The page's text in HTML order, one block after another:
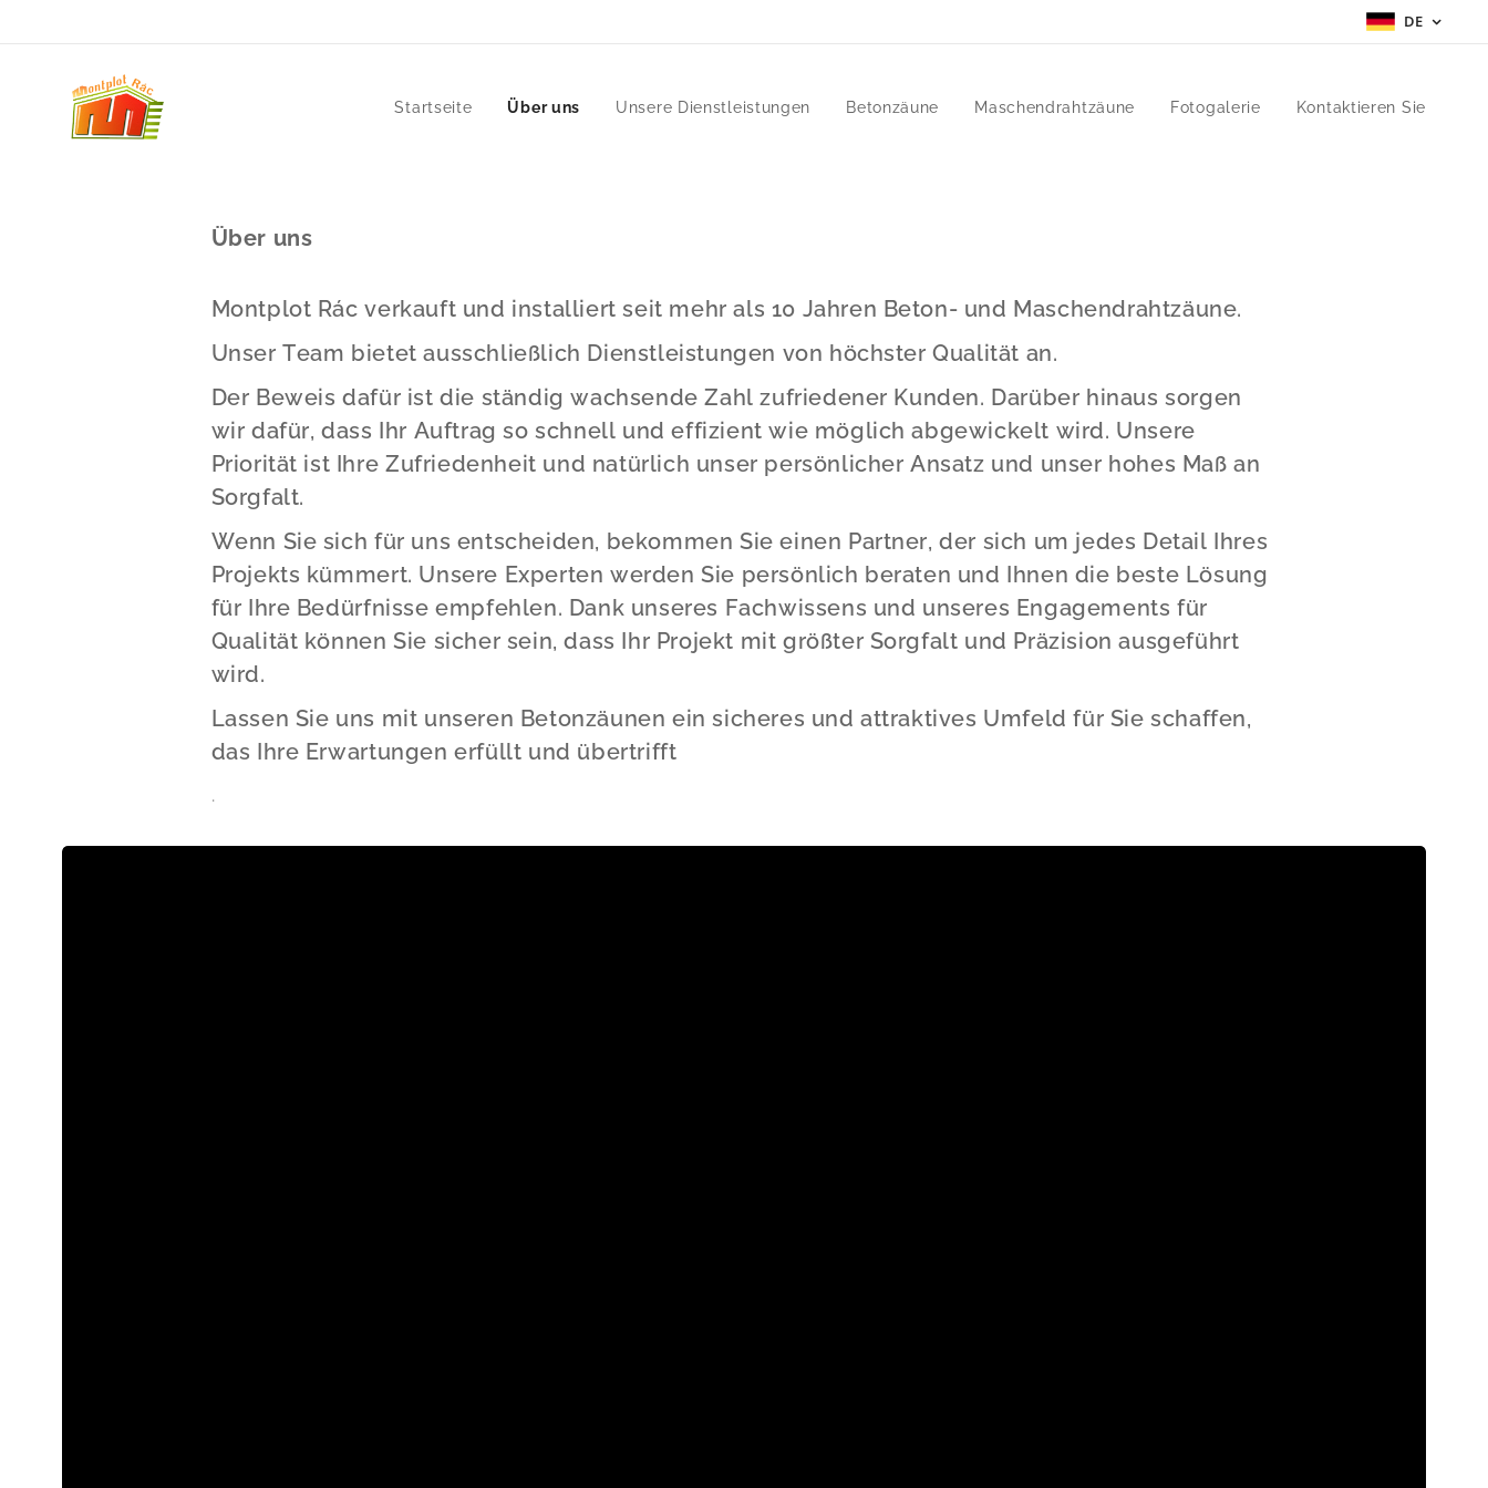
DE
Startseite Über uns Unsere Dienstleistungen Betonzäune Maschendrahtzäune Fotogalerie Kontaktieren Sie
Über uns
Montplot Rác verkauft und installiert seit mehr als 10 Jahren Beton- und Maschendrahtzäune.
Unser Team bietet ausschließlich Dienstleistungen von höchster Qualität an.
Der Beweis dafür ist die ständig wachsende Zahl zufriedener Kunden. Darüber hinaus sorgen
wir dafür, dass Ihr Auftrag so schnell und effizient wie möglich abgewickelt wird. Unsere
Priorität ist Ihre Zufriedenheit und natürlich unser persönlicher Ansatz und unser hohes Maß an
Sorgfalt.
Wenn Sie sich für uns entscheiden, bekommen Sie einen Partner, der sich um jedes Detail Ihres
Projekts kümmert. Unsere Experten werden Sie persönlich beraten und Ihnen die beste Lösung
für Ihre Bedürfnisse empfehlen. Dank unseres Fachwissens und unseres Engagements für
Qualität können Sie sicher sein, dass Ihr Projekt mit größter Sorgfalt und Präzision ausgeführt
wird.
Lassen Sie uns mit unseren Betonzäunen ein sicheres und attraktives Umfeld für Sie schaffen,
das Ihre Erwartungen erfüllt und übertrifft
.